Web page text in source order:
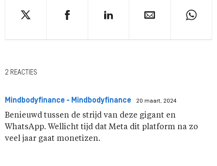
2 REACTIES
Mindbodyfinance - Mindbodyfinance 20 maart, 2024
Benieuwd tussen de strijd van deze gigant en
WhatsApp. Wellicht tijd dat Meta dit platform na zo
veel jaar gaat monetizen.